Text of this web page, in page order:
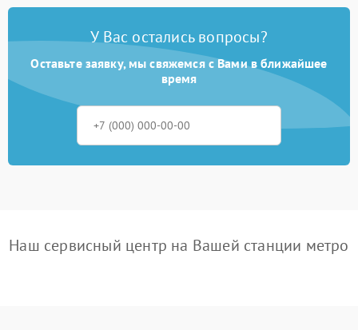
У Вас остались вопросы?
Оставьте заявку, мы свяжемся с Вами в ближайшее
время
Наш сервисный центр на Вашей станции метро